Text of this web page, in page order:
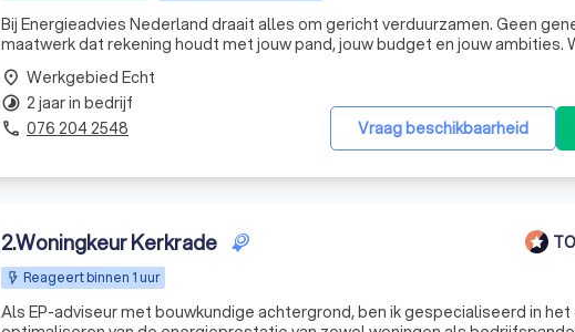
Bij Energieadvies Nederland draait alles om gericht verduurzamen. Geen
maatwerk dat rekening houdt met jouw pand, jouw budget en jouw ambities.
kennis, daadkracht en een scherp oog voor resultaat. Verduurzaming is geen
slimme s
Vraag beschikbaarheid
place Werkgebied Echt
timelapse 2 jaar in bedrijf
phone 076 204 2548
2.Woningkeur Kerkrade
Reageert binnen 1 uur
Als EP-adviseur met bouwkundige achtergrond, ben ik gespecialiseerd in